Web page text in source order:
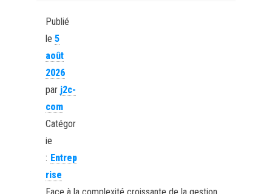
Publié
le 5
août
2026
par j2c-
com
Catégor
ie
: Entrep
rise